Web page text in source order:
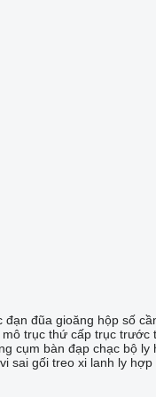
đạn đũa gioăng hộp số
mô trục thứ cấp trục trước
cụm bàn đạp chạc bộ ly
sai gối treo xi lanh ly hợp